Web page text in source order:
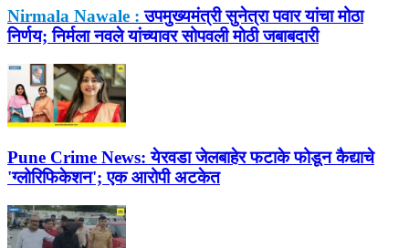
Nirmala Nawale : उपमुख्यमंत्री सुनेत्रा पवार यांचा मोठा
निर्णय; निर्मला नवले यांच्यावर सोपवली मोठी जबाबदारी
Pune Crime News: येरवडा जेलबाहेर फटाके फोडून कैद्याचे
'ग्लोरिफिकेशन'; एक आरोपी अटकेत